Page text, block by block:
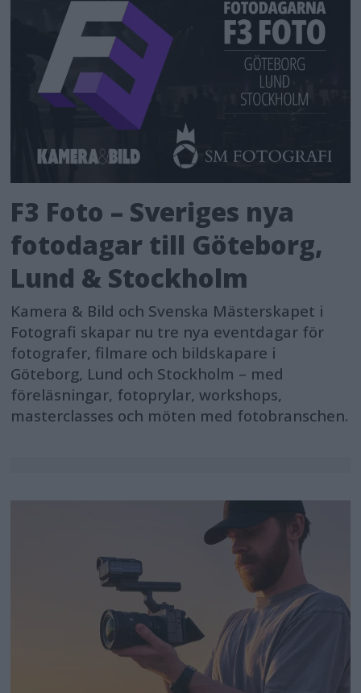
F3 Foto – Sveriges nya
fotodagar till Göteborg,
Lund & Stockholm
Kamera & Bild och Svenska Mästerskapet i
Fotografi skapar nu tre nya eventdagar för
fotografer, filmare och bildskapare i
Göteborg, Lund och Stockholm – med
föreläsningar, fotoprylar, workshops,
masterclasses och möten med fotobranschen.